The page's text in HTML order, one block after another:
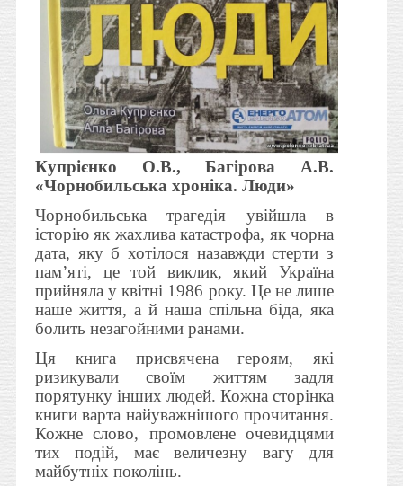
Купрієнко О.В., Багірова А.В.
«Чорнобильська хроніка. Люди»
Чорнобильська трагедія увійшла в
історію як жахлива катастрофа, як чорна
дата, яку б хотілося назавжди стерти з
пам’яті, це той виклик, який Україна
прийняла у квітні 1986 року. Це не лише
наше життя, а й наша спільна біда, яка
болить незагойними ранами.
Ця книга присвячена героям, які
ризикували своїм життям задля
порятунку інших людей. Кожна сторінка
книги варта найуважнішого прочитання.
Кожне слово, промовлене очевидцями
тих подій, має величезну вагу для
майбутніх поколінь.